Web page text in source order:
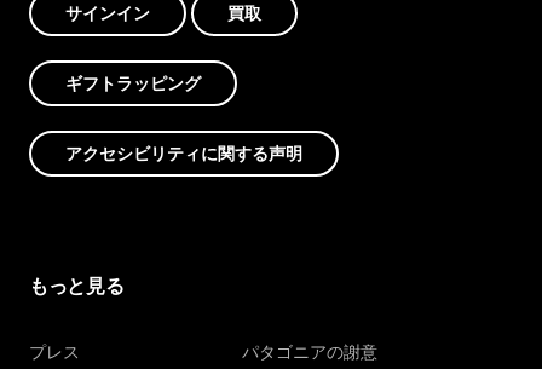
サインイン 買取
ギフトラッピング
アクセシビリティに関する声明
もっと見る
プレス パタゴニアの謝意